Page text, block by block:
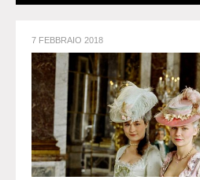
7 FEBBRAIO 2018